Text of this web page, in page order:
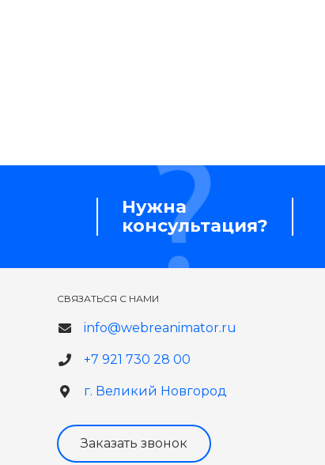
Нужна
консультация?
СВЯЗАТЬСЯ С НАМИ
info@webreanimator.ru
+7 921 730 28 00
г. Великий Новгород
Заказать звонок